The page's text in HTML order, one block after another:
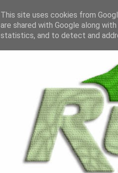
This site uses cookies from
are shared with Google along
statistics, and to detect and